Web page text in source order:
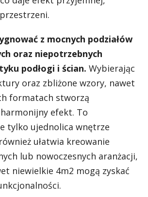
z mocnych podziałów
oraz niepotrzebnych
podłogi i ścian. Wybierając
oraz zbliżone wzory, nawet
formatach stworzą
efekt. To
tylko ujednolica wnętrze
ułatwia kreowanie
lub nowoczesnych aranżacji,
niewielkie 4m2 mogą zyskać